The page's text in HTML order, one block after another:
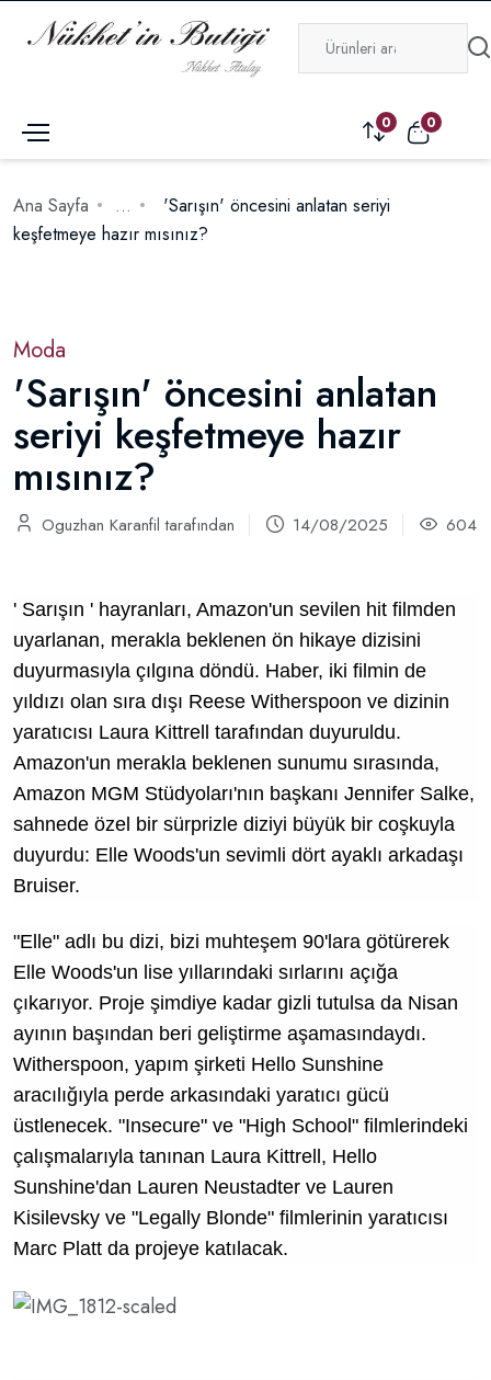
0 0
Ana Sayfa ...
'Sarışın' öncesini anlatan seriyi
keşfetmeye hazır mısınız?
Moda
'Sarışın' öncesini anlatan
seriyi keşfetmeye hazır
mısınız?
Oguzhan Karanfil tarafından 14/08/2025 604
' Sarışın ' hayranları, Amazon'un sevilen hit filmden
uyarlanan, merakla beklenen ön hikaye dizisini
duyurmasıyla çılgına döndü. Haber, iki filmin de
yıldızı olan sıra dışı Reese Witherspoon ve dizinin
yaratıcısı Laura Kittrell tarafından duyuruldu.
Amazon'un merakla beklenen sunumu sırasında,
Amazon MGM Stüdyoları'nın başkanı Jennifer Salke,
sahnede özel bir sürprizle diziyi büyük bir coşkuyla
duyurdu: Elle Woods'un sevimli dört ayaklı arkadaşı
Bruiser.
"Elle" adlı bu dizi, bizi muhteşem 90'lara götürerek
Elle Woods'un lise yıllarındaki sırlarını açığa
çıkarıyor. Proje şimdiye kadar gizli tutulsa da Nisan
ayının başından beri geliştirme aşamasındaydı.
Witherspoon, yapım şirketi Hello Sunshine
aracılığıyla perde arkasındaki yaratıcı gücü
üstlenecek. "Insecure" ve "High School" filmlerindeki
çalışmalarıyla tanınan Laura Kittrell, Hello
Sunshine'dan Lauren Neustadter ve Lauren
Kisilevsky ve "Legally Blonde" filmlerinin yaratıcısı
Marc Platt da projeye katılacak.